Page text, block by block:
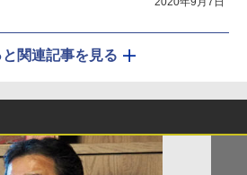
と関連記事を見る